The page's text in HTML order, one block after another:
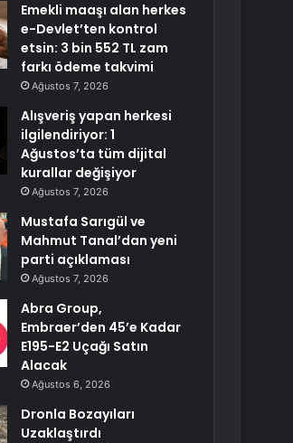
Emekli maaşı alan herkes
e-Devlet’ten kontrol
etsin: 3 bin 552 TL zam
farkı ödeme takvimi
Ağustos 7, 2026
Alışveriş yapan herkesi
ilgilendiriyor: 1
Ağustos’ta tüm dijital
kurallar değişiyor
Ağustos 7, 2026
Mustafa Sarıgül ve
Mahmut Tanal’dan yeni
parti açıklaması
Ağustos 7, 2026
Abra Group,
Embraer’den 45’e Kadar
E195-E2 Uçağı Satın
Alacak
Ağustos 6, 2026
Dronla Bozayıları
Uzaklaştırdı